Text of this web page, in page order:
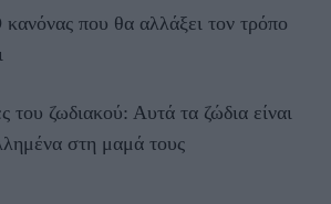
που θα αλλάξει τον τρόπο
του ζωδιακού: Αυτά τα ζώδια είναι
στη μαμά τους